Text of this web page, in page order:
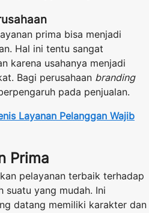
prima bisa menjadi
Hal ini tentu sangat
karena usahanya menjadi
Bagi perusahaan branding
pada penjualan.
Layanan Pelanggan Wajib
Prima
pelayanan terbaik terhadap
suatu yang mudah. Ini
datang memiliki karakter dan